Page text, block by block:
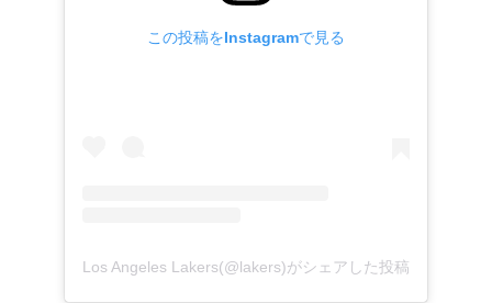
この投稿をInstagramで見る
Los Angeles Lakers(@lakers)がシェアした投稿